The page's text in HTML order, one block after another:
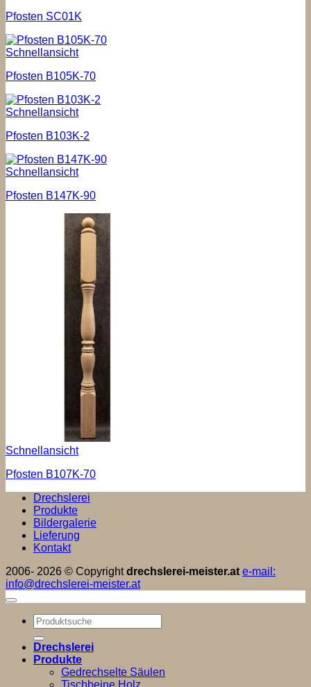
Pfosten SC01K
Schnellansicht
Pfosten B105K-70
Schnellansicht
Pfosten B103K-2
Schnellansicht
Pfosten B147K-90
Schnellansicht
Pfosten B107K-70
Drechslerei
Produkte
Bildergalerie
Lieferung
Kontakt
2006- 2026 © Copyrightdrechslerei-meister.at e-mail:
info@drechslerei-meister.at
Suchen
nach:
Drechslerei
Produkte
Gedrechselte Säulen